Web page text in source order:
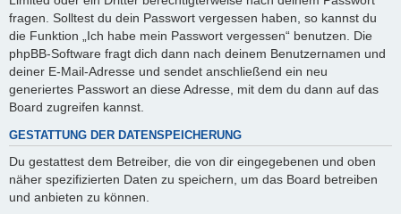
fragen. Solltest du dein Passwort vergessen haben, so kannst du
die Funktion „Ich habe mein Passwort vergessen“ benutzen. Die
phpBB-Software fragt dich dann nach deinem Benutzernamen und
deiner E-Mail-Adresse und sendet anschließend ein neu
generiertes Passwort an diese Adresse, mit dem du dann auf das
Board zugreifen kannst.
GESTATTUNG DER DATENSPEICHERUNG
Du gestattest dem Betreiber, die von dir eingegebenen und oben
näher spezifizierten Daten zu speichern, um das Board betreiben
und anbieten zu können.